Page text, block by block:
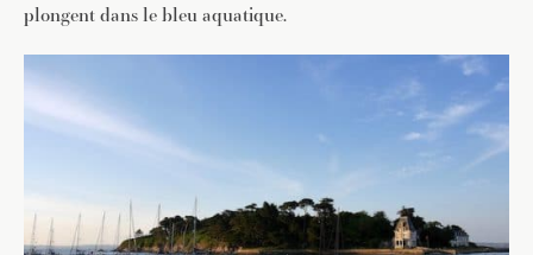
plongent dans le bleu aquatique.